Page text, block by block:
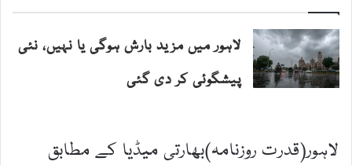
لاہور میں مزید بارش ہوگی یا نہیں، نئی
پیشگوئی کر دی گئی
لاہور(قدرت روزنامہ)بھارتی میڈیا کے مطابق